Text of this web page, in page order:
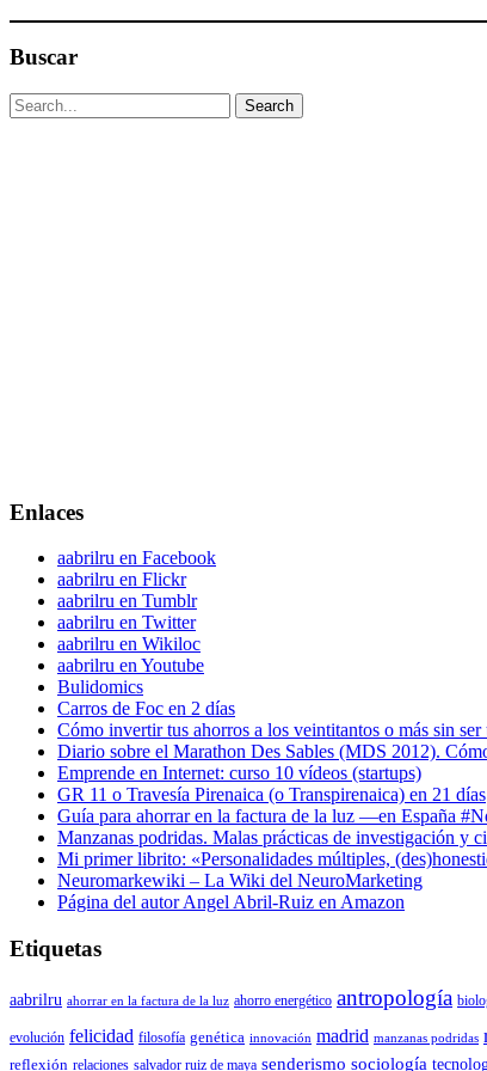
Buscar
Enlaces
aabrilru en Facebook
aabrilru en Flickr
aabrilru en Tumblr
aabrilru en Twitter
aabrilru en Wikiloc
aabrilru en Youtube
Bulidomics
Carros de Foc en 2 días
Cómo invertir tus ahorros a los veintitantos o más sin ser
Diario sobre el Marathon Des Sables (MDS 2012).
Emprende en Internet: curso 10 vídeos (startups)
GR 11 o Travesía Pirenaica (o Transpirenaica) en 21 días
Guía para ahorrar en la factura de la luz —en España
Manzanas podridas. Malas prácticas de investigación y
Mi primer librito: «Personalidades múltiples,
Neuromarkewiki – La Wiki del NeuroMarketing
Página del autor Angel Abril-Ruiz en Amazon
Etiquetas
aabrilru ahorrar en la factura de la luz ahorro energético antropología
evolución felicidad filosofía genética innovación madrid manzanas podridas
reflexión relaciones salvador ruiz de maya senderismo sociología